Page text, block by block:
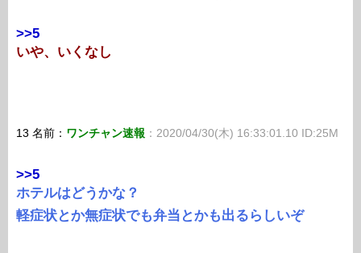
>>5
いや、いくなし
13 名前： ワンチャン速報 ：2020/04/30(木) 16:33:01.10 ID:25M
>>5
ホテルはどうかな？
軽症状とか無症状でも弁当とかも出るらしいぞ